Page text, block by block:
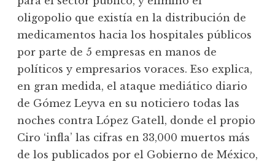
oligopolio que existía en la distribución de
medicamentos hacia los hospitales públicos
por parte de 5 empresas en manos de
políticos y empresarios voraces. Eso explica,
en gran medida, el ataque mediático diario
de Gómez Leyva en su noticiero todas las
noches contra López Gatell, donde el propio
Ciro ‘infla’ las cifras en 33,000 muertos más
de los publicados por el Gobierno de México,